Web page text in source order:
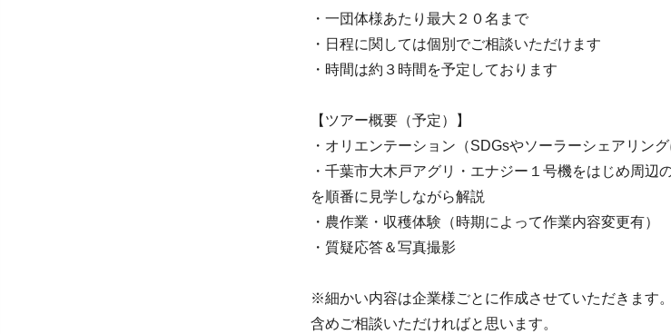
・一団体様あたり最大２０名まで
・日程に関しては個別でご相談いただけます
・時間は約３時間を予定しております
【ツアー概要（予定）】
・オリエンテーション（SDGsやソーラーシェアリン
・千葉市大木戸アグリ・エナジー１号機をはじめ周辺
を順番に見学しながら解説
・農作業・収穫体験（時期によって作業内容変更有）
・質疑応答＆写真撮影
※細かい内容は企業様ごとに作成させていただきます
含めご相談いただければと思います。